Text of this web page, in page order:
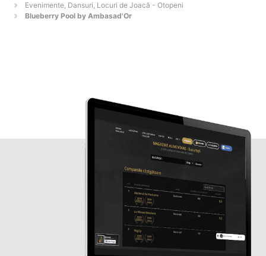
Evenimente, Dansuri, Locuri de Joacă - Otopeni
Blueberry Pool by Ambasad'Or